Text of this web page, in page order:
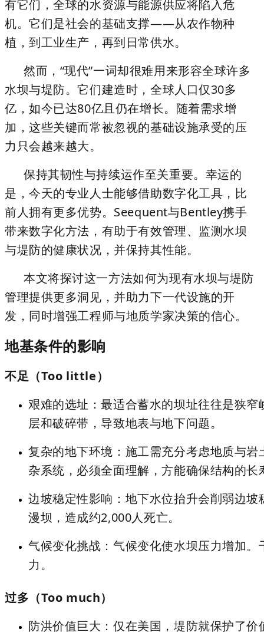
有它们，全球的水资源与能源供应将陷入危
机。它们是社会的基础支撑——从农作物种
植，到工业生产，再到日常供水。
然而，“现代”一词却很难用来形容全球许多
水坝与堤防。它们建造时，全球人口仅30多
亿，如今已达80亿且仍在增长。随着需求增
加，这些关键而常被忽视的基础设施承受的压
力只会越来越大。
保持其韧性与持续运作至关重要。幸运的
是，今天的专业人士能够借助数字化工具，比
前人拥有更多优势。Seequent与Bentley携手
带来数字化方法，有助于有效管理、监测水坝
与堤防的健康状况，并保持其性能。
本文将探讨这一方法如何为现有水坝与堤防
管理提供更多洞见，并助力下一代设施的开
发，同时增强工程师与地质学家决策的信心。
地基条件的影响
不足（Too little）
艰难的选址 ：最适合蓄水的坝址往往是狭
层和破碎带，导致地表与地下问题。
复杂的地下环境 ：施工需充分考虑地质与
杂系统，必须全面理解，方能确保结构的长
边坡稳定性影响 ：地下水位抬升会削弱边
漫坝，造成约2,000人死亡。
气候变化挑战 ：气候变化使水坝压力增加
力。
过多（Too much）
防洪价值巨大 ：仅在美国，堤防就保护了